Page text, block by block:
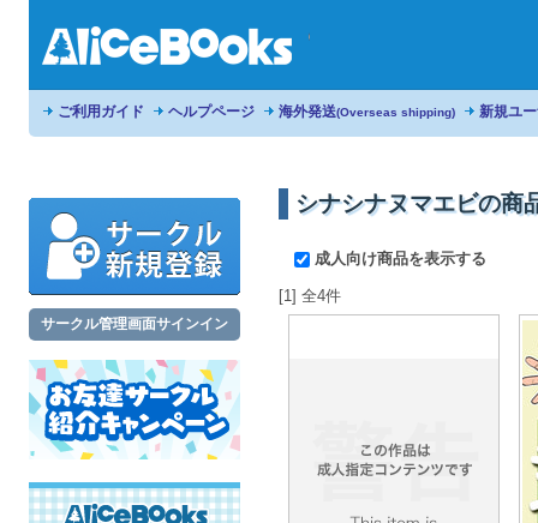
ご利用ガイド ヘルプページ 海外発送(Overseas shipping) 新規ユ
サークル管理画面サインイン
シナシナヌマエビの商
成人向け商品を表示する
[1] 全4件